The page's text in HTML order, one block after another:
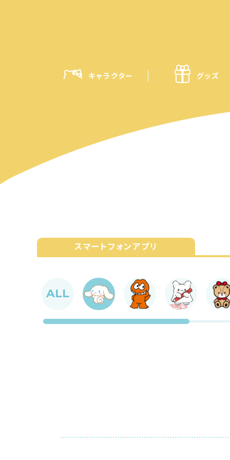
キャラクター グッズ
スマートフォンアプリ
ALL